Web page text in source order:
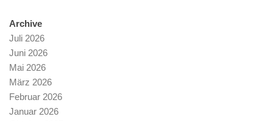
Archive
Juli 2026
Juni 2026
Mai 2026
März 2026
Februar 2026
Januar 2026